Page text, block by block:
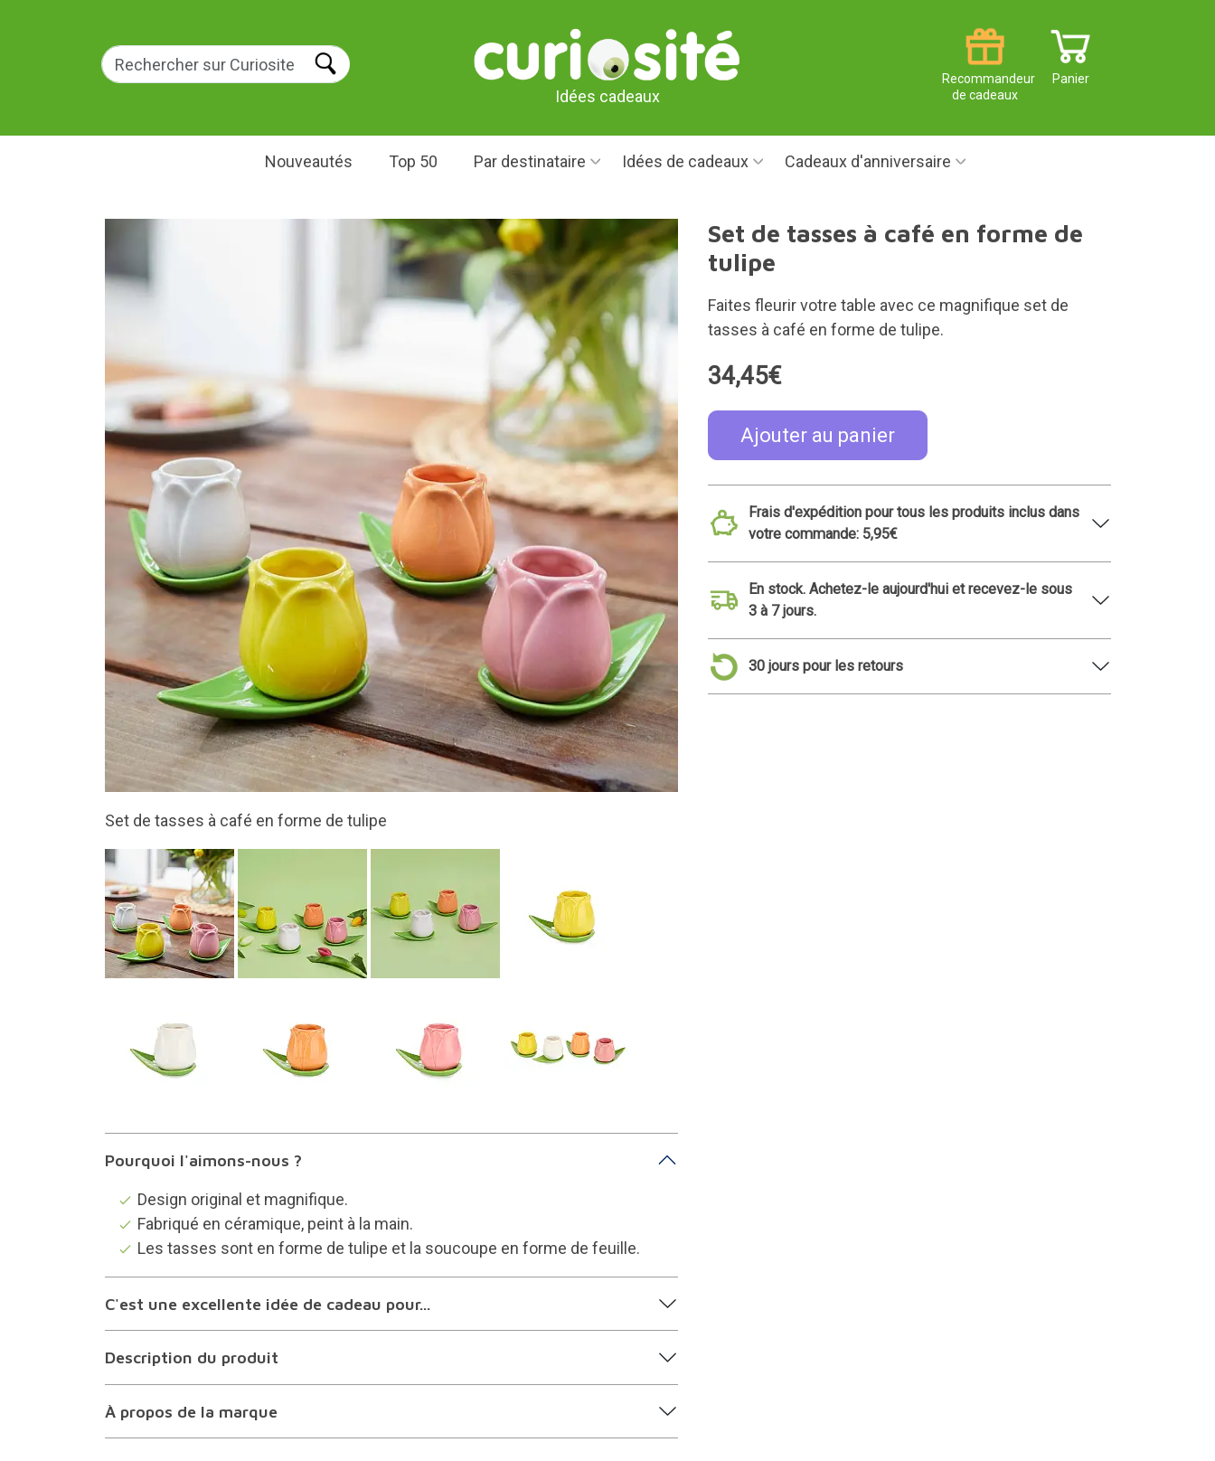
Idées cadeaux
Panier
Recommandeur
de cadeaux
Nouveautés Top 50 Par destinataire Idées de cadeaux Cadeaux d'anniversaire
Un design original et beau
Set de tasses à café en forme de
tulipe
Faites fleurir votre table avec ce magnifique set de
tasses à café en forme de tulipe.
34,45€
Ajouter au panier
Frais d'expédition pour tous les produits inclus dans
votre commande: 5,95€
En stock. Achetez-le aujourd'hui et recevez-le sous
3 à 7 jours.
30 jours pour les retours
Pourquoi l'aimons-nous ?
Design original et magnifique.
Fabriqué en céramique, peint à la main.
Les tasses sont en forme de tulipe et la soucoupe en forme de feuille.
C'est une excellente idée de cadeau pour...
Description du produit
À propos de la marque